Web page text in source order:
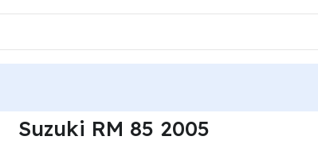
Suzuki RM 85 2005